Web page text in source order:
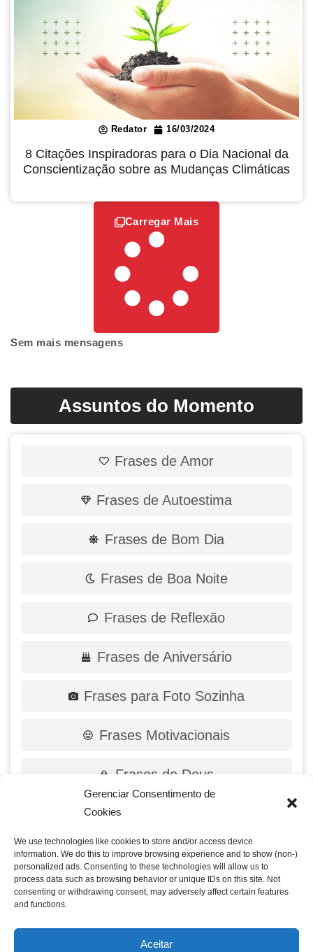
Gerenciar Consentimento de
Cookies
We use technologies like cookies to store and/or access device
information. We do this to improve browsing experience and to show (non-)
personalized ads. Consenting to these technologies will allow us to
process data such as browsing behavior or unique IDs on this site. Not
consenting or withdrawing consent, may adversely affect certain features
and functions.
Aceitar
Redator 16/03/2024
8 Citações Inspiradoras para o Dia Nacional da
Conscientização sobre as Mudanças Climáticas
Carregar Mais
Sem mais mensagens
Assuntos do Momento
Frases de Amor
Frases de Autoestima
Frases de Bom Dia
Frases de Boa Noite
Frases de Reflexão
Frases de Aniversário
Frases para Foto Sozinha
Frases Motivacionais
Frases de Deus